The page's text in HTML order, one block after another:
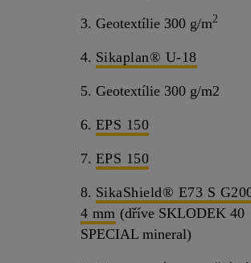
3. Geotextílie 300 g/m2
4. Sikaplan® U-18
5. Geotextílie 300 g/m2
6. EPS 150
7. EPS 150
8. SikaShield® E73 S
4 mm (dříve SKLODEK 40
SPECIAL mineral)